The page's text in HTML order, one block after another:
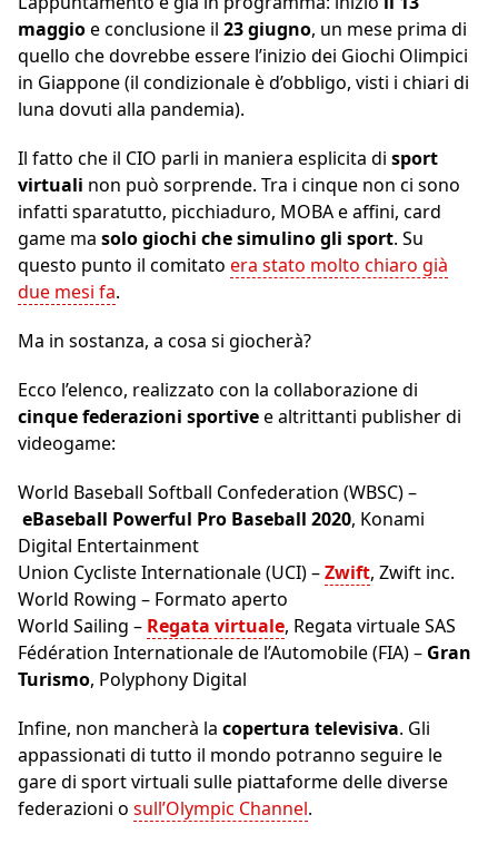
maggioe conclusione il 23 giugno, un mese prima di
quello che dovrebbe essere l’inizio dei Giochi Olimpici
in Giappone (il condizionale è d’obbligo, visti i chiari di
luna dovuti alla pandemia).
Il fatto che il CIO parli in maniera esplicita di sport
virtuali non può sorprende. Tra i cinque non ci sono
infatti sparatutto, picchiaduro, MOBA e affini, card
game ma solo giochi che simulino gli sport. Su
questo punto il comitato era stato molto chiaro già
due mesi fa.
Ma in sostanza, a cosa si giocherà?
Ecco l’elenco, realizzato con la collaborazione di
cinque federazioni sportivee altrittanti publisher di
videogame:
World Baseball Softball Confederation (WBSC) –
eBaseball Powerful Pro Baseball 2020, Konami
Digital Entertainment
Union Cycliste Internationale (UCI) –Zwift, Zwift inc.
World Rowing – Formato aperto
World Sailing – Regata virtuale, Regata virtuale SAS
Fédération Internationale de l’Automobile (FIA) – Gran
Turismo, Polyphony Digital
Infine, non mancherà la copertura televisiva. Gli
appassionati di tutto il mondo potranno seguire le
gare di sport virtuali sulle piattaforme delle diverse
federazioni o sull’Olympic Channel.